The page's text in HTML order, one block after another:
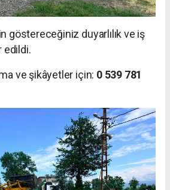
göstereceğiniz duyarlılık ve iş
edildi.
ve şikâyetler için: 0 539 781